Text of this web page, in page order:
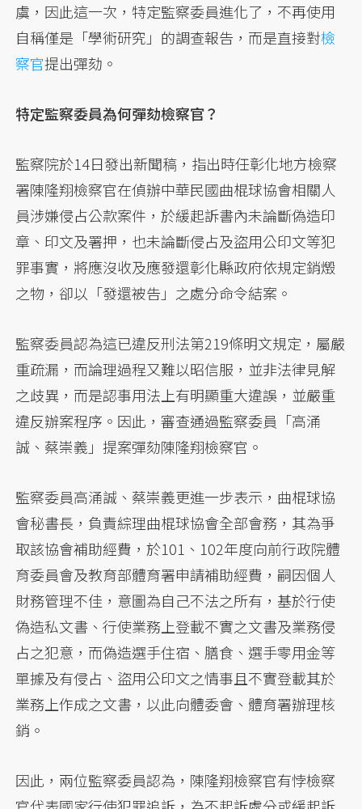
虞，因此這一次，特定監察委員進化了，不再使用
自稱僅是「學術研究」的調查報告，而是直接對檢
察官提出彈劾。
特定監察委員為何彈劾檢察官？
監察院於14日發出新聞稿，指出時任彰化地方檢察
署陳隆翔檢察官在偵辦中華民國曲棍球協會相關人
員涉嫌侵占公款案件，於緩起訴書內未論斷偽造印
章、印文及署押，也未論斷侵占及盜用公印文等犯
罪事實，將應沒收及應發還彰化縣政府依規定銷燬
之物，卻以「發還被告」之處分命令結案。
監察委員認為這已違反刑法第219條明文規定，屬嚴
重疏漏，而論理過程又難以昭信服，並非法律見解
之歧異，而是認事用法上有明顯重大違誤，並嚴重
違反辦案程序。因此，審查通過監察委員「高涌
誠、蔡崇義」提案彈劾陳隆翔檢察官。
監察委員高涌誠、蔡崇義更進一步表示，曲棍球協
會秘書長，負責綜理曲棍球協會全部會務，其為爭
取該協會補助經費，於101、102年度向前行政院體
育委員會及教育部體育署申請補助經費，嗣因個人
財務管理不佳，意圖為自己不法之所有，基於行使
偽造私文書、行使業務上登載不實之文書及業務侵
占之犯意，而偽造選手住宿、膳食、選手零用金等
單據及有侵占、盜用公印文之情事且不實登載其於
業務上作成之文書，以此向體委會、體育署辦理核
銷。
因此，兩位監察委員認為，陳隆翔檢察官有悖檢察